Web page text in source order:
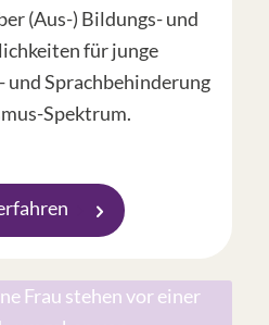
(Aus-) Bildungs- und
für junge
und Sprachbehinderung
Spektrum.